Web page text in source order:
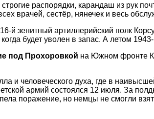
распорядки, карандаш из рук
врачей, сестёр, нянечек и весь
й зенитный артиллерийский полк
будет уволен в запас. А летом
под Прохоровкой на Южном фронте
и человеческого духа, где в
армий состоялся 12 июля. За
поражение, но немцы не смогли